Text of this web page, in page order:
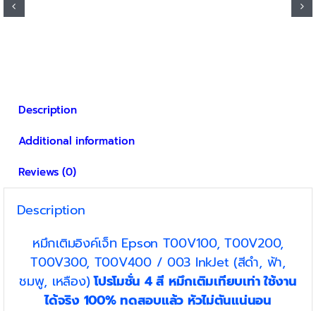
the
Description
Additional information
Reviews (0)
Description
หมึกเติมอิงค์เจ็ท Epson T00V100, T00V200,
T00V300, T00V400 / 003 InkJet (สีดำ, ฟ้า,
ชมพู, เหลือง)โปรโมชั่น 4 สี หมึกเติมเทียบเท่า ใช้งาน
ได้จริง 100% ทดสอบแล้ว หัวไม่ตันแน่นอน